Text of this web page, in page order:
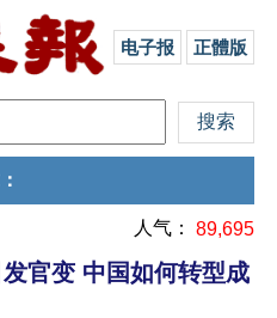
电子报 正體版
：
人气： 89,695
官变 中国如何转型成